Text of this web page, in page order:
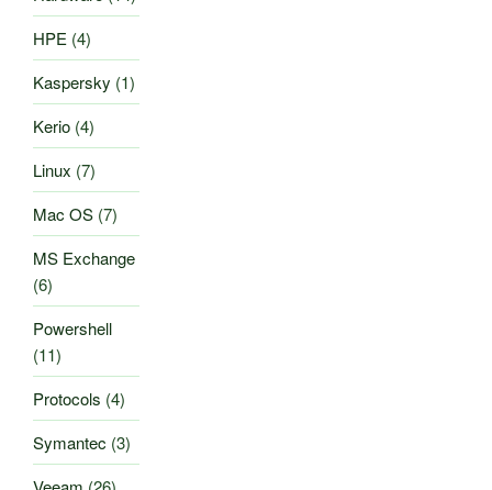
HPE (4)
Kaspersky (1)
Kerio (4)
Linux (7)
Mac OS (7)
MS Exchange
(6)
Powershell
(11)
Protocols (4)
Symantec (3)